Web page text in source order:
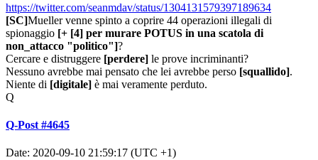
https://twitter.com/seanmdav/status/1304131579397189634
[SC]Mueller venne spinto a coprire 44 operazioni illegali di
spionaggio [+ [4] per murare POTUS in una scatola di
non_attacco "politico"]?
Cercare e distruggere [perdere] le prove incriminanti?
Nessuno avrebbe mai pensato che lei avrebbe perso [squallido].
Niente di [digitale] è mai veramente perduto.
Q
Q-Post #4645
Date: 2020-09-10 21:59:17 (UTC +1)